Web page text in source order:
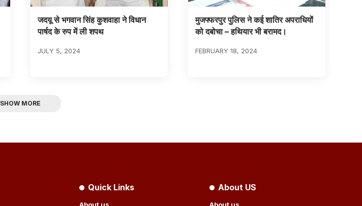
जदयू से भगवान सिंह कुशवाहा ने विधान
पार्षद के रुप में ली शपथ
JULY 5, 2024
मुजफ्फरपुर पुलिस ने कई शातिर अपराधियों
को दबोचा – हथियार भी बरामद।
FEBRUARY 18, 2024
SHOW MORE
Quick Links About US